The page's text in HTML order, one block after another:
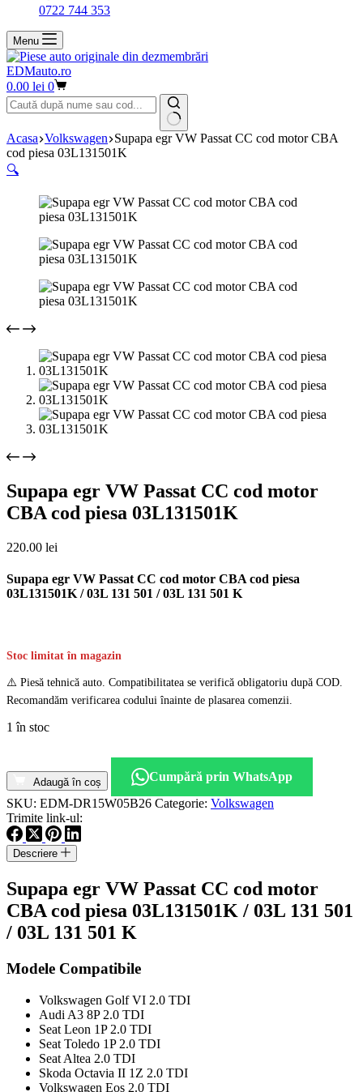
0722 744 353
Menu
EDMauto.ro
Coș
de
cumpărături
0.00 lei 0
Niciun
rezultat
Acasa Volkswagen Supapa egr VW Passat CC cod motor CBA
cod piesa 03L131501K
🔍
Supapa egr VW Passat CC cod motor
CBA cod piesa 03L131501K
220.00 lei
Supapa egr VW Passat CC cod motor CBA cod piesa
03L131501K / 03L 131 501 / 03L 131 501 K
Stoc limitat în magazin
⚠️ Piesă tehnică auto. Compatibilitatea se verifică obligatoriu după COD.
Recomandăm verificarea codului înainte de plasarea comenzii.
1 în stoc
Supapa
VW
Passat
CC
cod
motor
cod
piesa
03L131501K
Adaugă în coș
Cumpără prin WhatsApp
SKU: EDM-DR15W05B26 Categorie: Volkswagen
Trimite link-ul:
Descriere
Supapa egr VW Passat CC cod motor
CBA cod piesa 03L131501K / 03L 131 501
/ 03L 131 501 K
Modele Compatibile
Volkswagen Golf VI 2.0 TDI
Audi A3 8P 2.0 TDI
Seat Leon 1P 2.0 TDI
Seat Toledo 1P 2.0 TDI
Seat Altea 2.0 TDI
Skoda Octavia II 1Z 2.0 TDI
Volkswagen Eos 2.0 TDI